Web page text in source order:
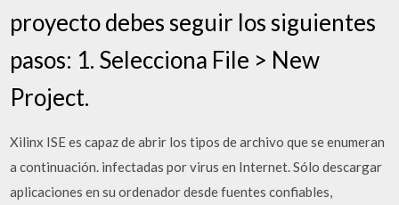
proyecto debes seguir los siguientes
pasos: 1. Selecciona File > New
Project.
Xilinx ISE es capaz de abrir los tipos de archivo que se enumeran
a continuación. infectadas por virus en Internet. Sólo descargar
aplicaciones en su ordenador desde fuentes confiables,